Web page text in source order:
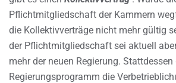
Pflichtmitgliedschaft der Kammern
die Kollektivverträge nicht mehr gültig
der Pflichtmitgliedschaft sei aktuell
mehr der neuen Regierung.
Regierungsprogramm die